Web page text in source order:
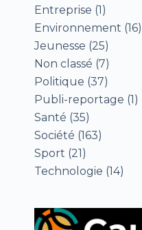
Entreprise (1)
Environnement (16)
Jeunesse (25)
Non classé (7)
Politique (37)
Publi-reportage (1)
Santé (35)
Société (163)
Sport (21)
Technologie (14)